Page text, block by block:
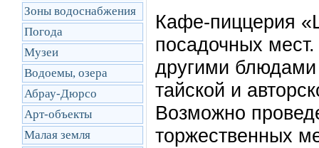
Зоны водоснабжения
Погода
Музеи
Водоемы, озера
Абрау-Дюрсо
Арт-объекты
Малая земля
Кафе-пиццерия
посадочных
другими блюдами
тайской и
Возможно
торжественных